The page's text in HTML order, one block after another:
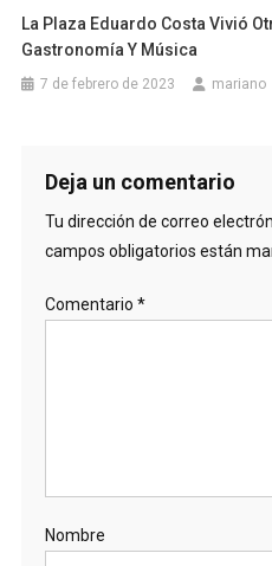
La Plaza Eduardo Costa Vivió
Gastronomía Y Música
7 de febrero de 2023 mariano
Deja un comentario
Tu dirección de correo
campos obligatorios están
Comentario *
Nombre